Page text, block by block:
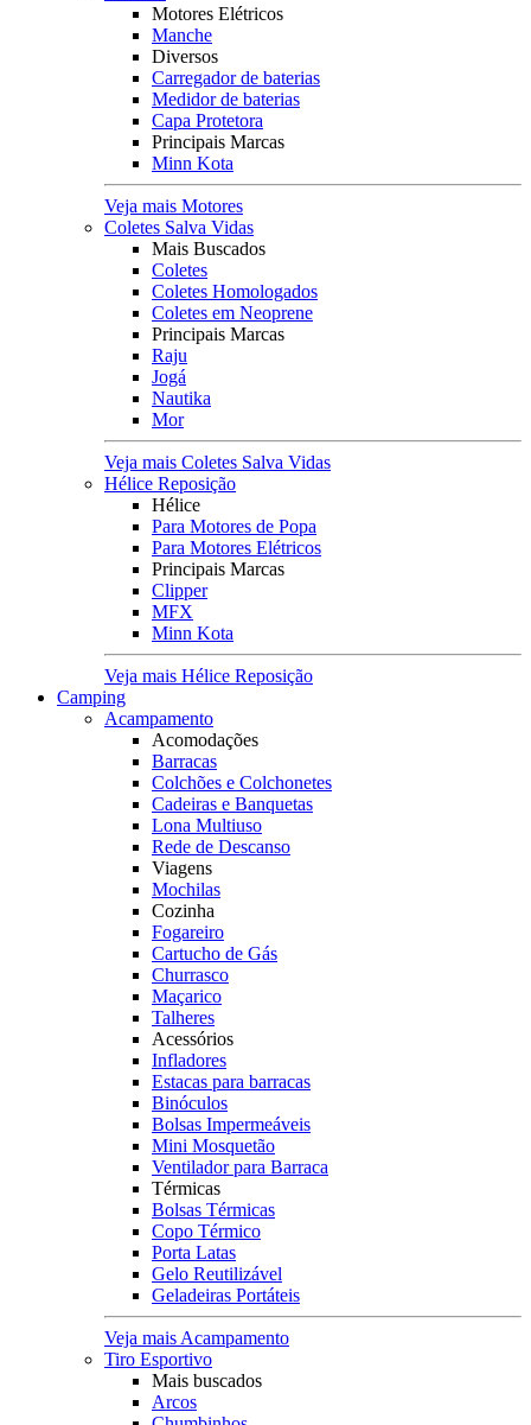
Motores Elétricos
Manche
Diversos
Carregador de baterias
Medidor de baterias
Capa Protetora
Principais Marcas
Minn Kota
Veja mais Motores
Coletes Salva Vidas
Mais Buscados
Coletes
Coletes Homologados
Coletes em Neoprene
Principais Marcas
Raju
Jogá
Nautika
Mor
Veja mais Coletes Salva Vidas
Hélice Reposição
Hélice
Para Motores de Popa
Para Motores Elétricos
Principais Marcas
Clipper
MFX
Minn Kota
Veja mais Hélice Reposição
Camping
Acampamento
Acomodações
Barracas
Colchões e Colchonetes
Cadeiras e Banquetas
Lona Multiuso
Rede de Descanso
Viagens
Mochilas
Cozinha
Fogareiro
Cartucho de Gás
Churrasco
Maçarico
Talheres
Acessórios
Infladores
Estacas para barracas
Binóculos
Bolsas Impermeáveis
Mini Mosquetão
Ventilador para Barraca
Térmicas
Bolsas Térmicas
Copo Térmico
Porta Latas
Gelo Reutilizável
Geladeiras Portáteis
Veja mais Acampamento
Tiro Esportivo
Mais buscados
Arcos